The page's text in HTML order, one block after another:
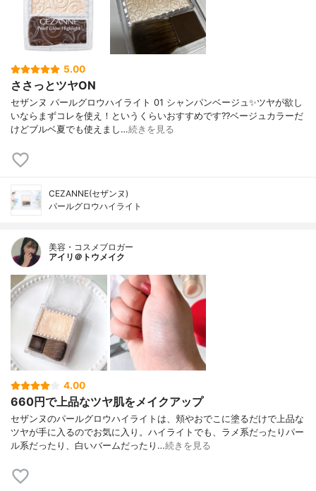
5.00
ささっとツヤON
セザンヌ パールグロウハイライト 01 シャンパンベージュ✨ツヤが欲し
いならまずコレを使え！というくらいおすすめです??ベージュカラーだ
けどブルベ夏でも使えまし…続きを見る
CEZANNE(セザンヌ)
パールグロウハイライト
美容・コスメブロガー
アイリ＠トウメイク
4.00
660円で上品なツヤ肌をメイクアップ
セザンヌのパールグロウハイライトは、頬やおでこに塗るだけで上品な
ツヤが手に入るのでお気に入り。ハイライトでも、ラメ系だったりパー
ル系だったり、白いバームだったり…続きを見る